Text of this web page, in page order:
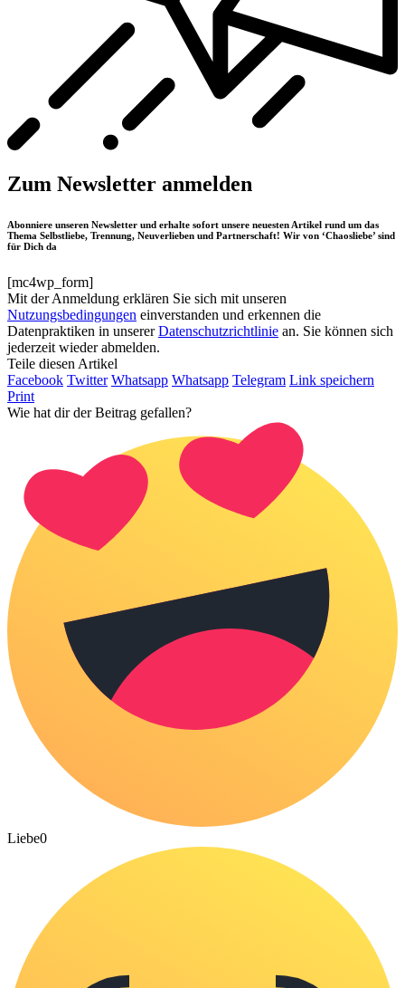
Zum Newsletter anmelden
Abonniere unseren Newsletter und erhalte sofort unsere neuesten Artikel rund um das
Thema Selbstliebe, Trennung, Neuverlieben und Partnerschaft! Wir von ‘Chaosliebe’ sind
für Dich da
[mc4wp_form]
Mit der Anmeldung erklären Sie sich mit unseren
Nutzungsbedingungen einverstanden und erkennen die
Datenpraktiken in unsererDatenschutzrichtlinie an. Sie können sich
jederzeit wieder abmelden.
Teile diesen Artikel
Facebook Twitter Whatsapp Whatsapp Telegram Link speichern
Print
Wie hat dir der Beitrag gefallen?
Liebe0